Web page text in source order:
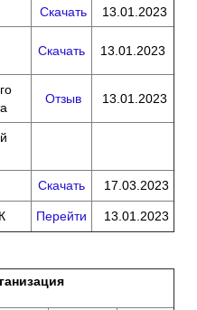
Скачать 13.01.2023
Скачать 13.01.2023
Отзыв 13.01.2023
Скачать 17.03.2023
Перейти 13.01.2023